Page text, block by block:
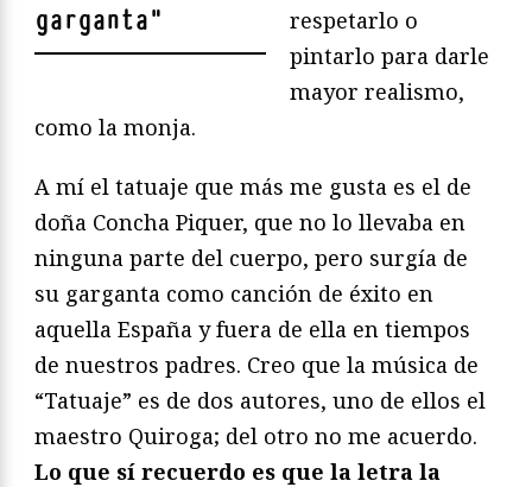
garganta"
respetarlo o
pintarlo para darle
mayor realismo,
como la monja.
A mí el tatuaje que más me gusta es el de
doña Concha Piquer, que no lo llevaba en
ninguna parte del cuerpo, pero surgía de
su garganta como canción de éxito en
aquella España y fuera de ella en tiempos
de nuestros padres. Creo que la música de
“Tatuaje” es de dos autores, uno de ellos el
maestro Quiroga; del otro no me acuerdo.
Lo que sí recuerdo es que la letra la